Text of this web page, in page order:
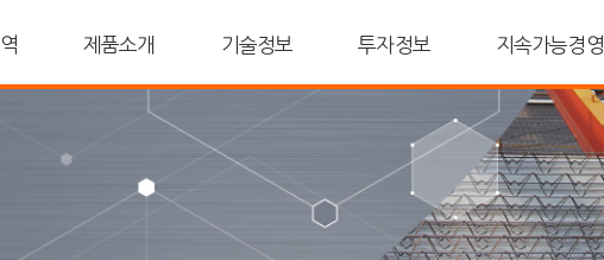
제품소개 기술정보 투자정보 지속가능경영